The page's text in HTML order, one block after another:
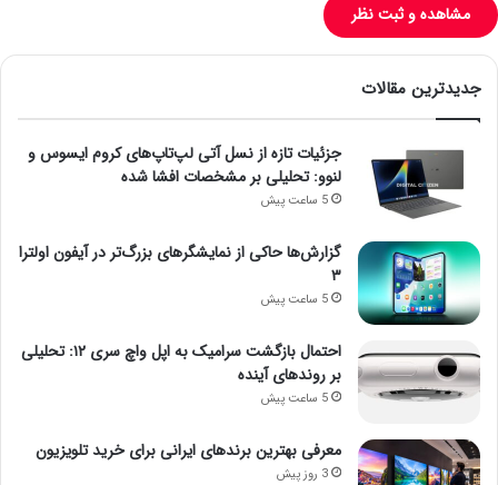
مشاهده و ثبت نظر
جدیدترین مقالات
جزئیات تازه از نسل آتی لپ‌تاپ‌های کروم ایسوس و
لنوو: تحلیلی بر مشخصات افشا شده
5 ساعت پیش
گزارش‌ها حاکی از نمایشگرهای بزرگ‌تر در آیفون اولترا
۳
5 ساعت پیش
احتمال بازگشت سرامیک به اپل واچ سری ۱۲: تحلیلی
بر روندهای آینده
5 ساعت پیش
معرفی بهترین برندهای ایرانی برای خرید تلویزیون
3 روز پیش